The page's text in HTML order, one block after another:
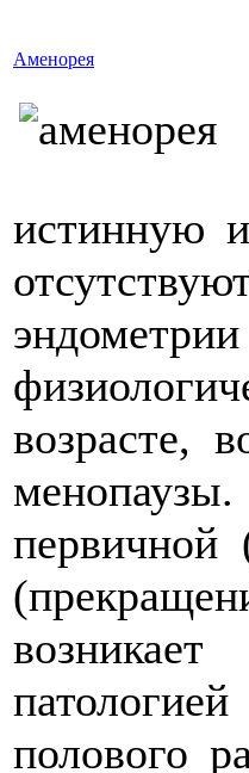
Аменорея
истинную
возрасте,
первичной
полового